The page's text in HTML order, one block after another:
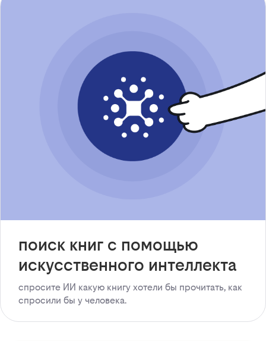
поиск книг с помощью
искусственного интеллекта
спросите ИИ какую книгу хотели бы прочитать, как
спросили бы у человека.